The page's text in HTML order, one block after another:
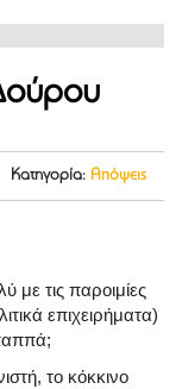
Κατηγορία: Απόψεις
με τις παροιμίες
επιχειρήματα)
το κόκκινο